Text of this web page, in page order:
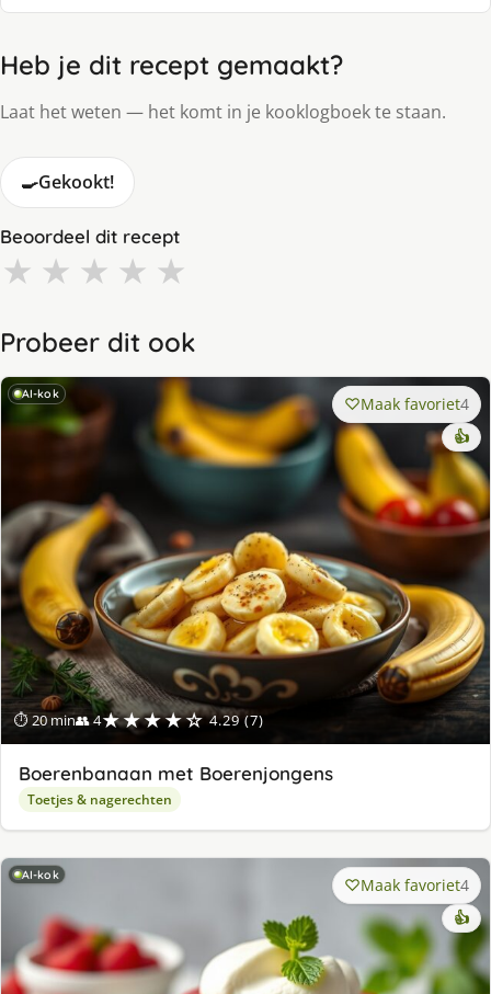
Heb je dit recept gemaakt?
Laat het weten — het komt in je kooklogboek te staan.
🍳Gekookt!
Beoordeel dit recept
★ ★ ★ ★ ★
Probeer dit ook
AI-kok
⏱ 20 min👥 4★★★★☆ 4.29 (7)
Maak favoriet4
👍
Boerenbanaan met Boerenjongens
Toetjes & nagerechten
AI-kok Maak favoriet4
👍